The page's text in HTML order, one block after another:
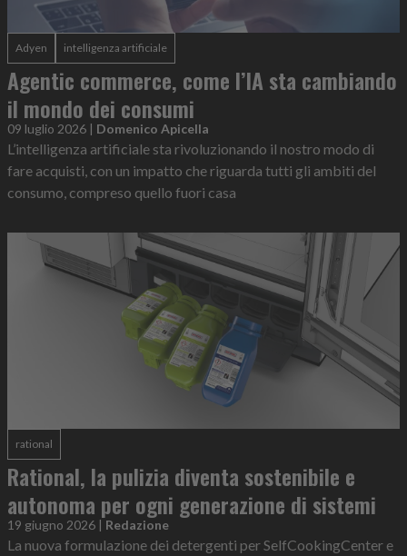
Adyen intelligenza artificiale
Agentic commerce, come l’IA sta cambiando
il mondo dei consumi
09 luglio 2026 | Domenico Apicella
L’intelligenza artificiale sta rivoluzionando il nostro modo di
fare acquisti, con un impatto che riguarda tutti gli ambiti del
consumo, compreso quello fuori casa
rational
Rational, la pulizia diventa sostenibile e
autonoma per ogni generazione di sistemi
19 giugno 2026 | Redazione
La nuova formulazione dei detergenti per SelfCookingCenter e